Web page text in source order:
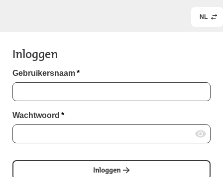
NL
Inloggen
Gebruikersnaam*
Wachtwoord *
Inloggen